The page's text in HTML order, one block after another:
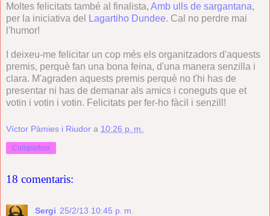
Moltes felicitats també al finalista, Amb ulls de sargantana,
per la iniciativa del
Lagartiho Dundee. Cal no perdre mai
l'humor!
I deixeu-me felicitar un cop més els organitzadors d'aquests
premis, perquè fan una bona feina, d'una manera senzilla i
clara. M'agraden aquests premis perquè no t'hi has de
presentar ni has de demanar als amics i coneguts que et
votin i votin i votin. Felicitats per fer-ho fàcil i senzill!
Víctor Pàmies i Riudor a 10:26 p. m.
Comparteix
18 comentaris:
Sergi 25/2/13 10:45 p. m.